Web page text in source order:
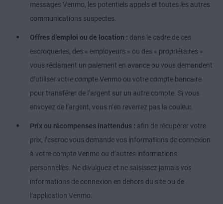
messages Venmo, les potentiels appels et toutes les autres
communications suspectes.
Offres d’emploi ou de location : dans le cadre de ces
escroqueries, des « employeurs » ou des « propriétaires »
vous réclament un paiement en avance ou vous demandent
d’utiliser votre compte Venmo ou votre compte bancaire
pour transférer de l’argent sur un autre compte. Si vous
envoyez de l’argent, vous n’en reverrez pas la couleur.
Prix ou récompenses inattendus : afin de récupérer votre
prix, l’escroc vous demande vos informations de connexion
à votre compte Venmo ou d’autres informations
personnelles. Ne divulguez et ne saisissez jamais vos
informations de connexion en dehors du site ou de
l’application Venmo.